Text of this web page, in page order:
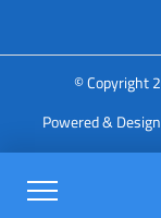
© Copyright
Powered &